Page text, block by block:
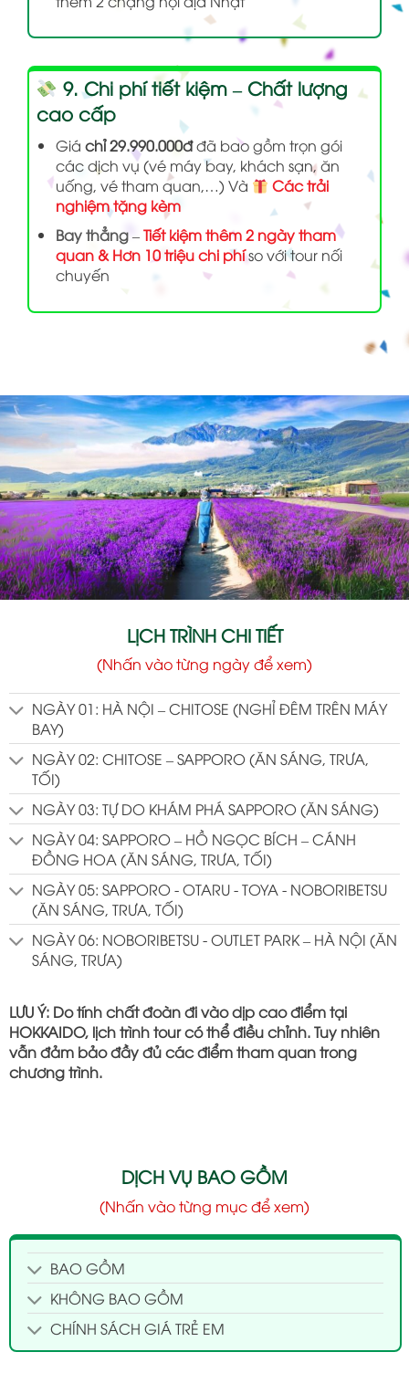
9. Chi phí tiết kiệm – Chất lượng
cao cấp
Giá chỉ 29.990.000đđã bao gồm trọn gói
các dịch vụ (vé máy bay, khách sạn, ăn
uống, vé tham quan,…) Và
Các trải
nghiệm tặng kèm
Bay thẳng–Tiết kiệm thêm 2 ngày tham
quan & Hơn 10 triệu chi phíso với tour nối
chuyến
LỊCH TRÌNH CHI TIẾT
(Nhấn vào từng ngày để xem)
NGÀY 01: HÀ NỘI – CHITOSE (NGHỈ ĐÊM TRÊN MÁY
BAY)
NGÀY 02: CHITOSE – SAPPORO (ĂN SÁNG, TRƯA,
TỐI)
NGÀY 03: TỰ DO KHÁM PHÁ SAPPORO (ĂN SÁNG)
NGÀY 04: SAPPORO – HỒ NGỌC BÍCH – CÁNH
ĐỒNG HOA (ĂN SÁNG, TRƯA, TỐI)
NGÀY 05: SAPPORO - OTARU - TOYA - NOBORIBETSU
(ĂN SÁNG, TRƯA, TỐI)
NGÀY 06: NOBORIBETSU - OUTLET PARK – HÀ NỘI (ĂN
SÁNG, TRƯA)
LƯU Ý: Do tính chất đoàn đi vào dịp cao điểm tại
HOKKAIDO, lịch trình tour có thể điều chỉnh. Tuy nhiên
vẫn đảm bảo đầy đủ các điểm tham quan trong
chương trình.
DỊCH VỤ BAO GỒM
(Nhấn vào từng mục để xem)
BAO GỒM
KHÔNG BAO GỒM
CHÍNH SÁCH GIÁ TRẺ EM